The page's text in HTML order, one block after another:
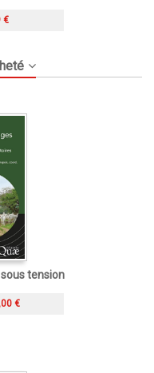
€
tension
€